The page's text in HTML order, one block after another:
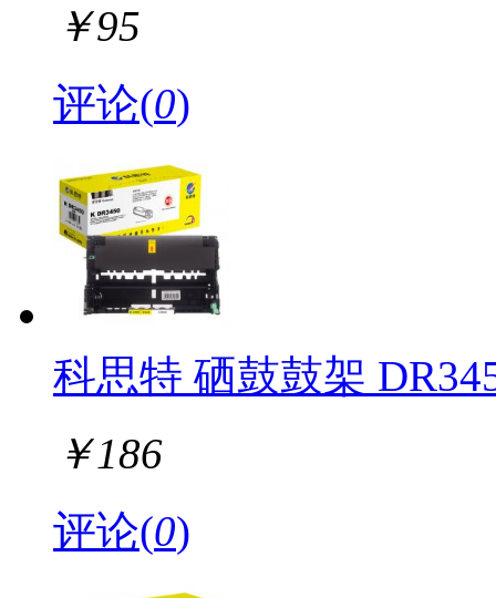
￥95
评论(0)
科思特 硒鼓鼓架
￥186
评论(0)